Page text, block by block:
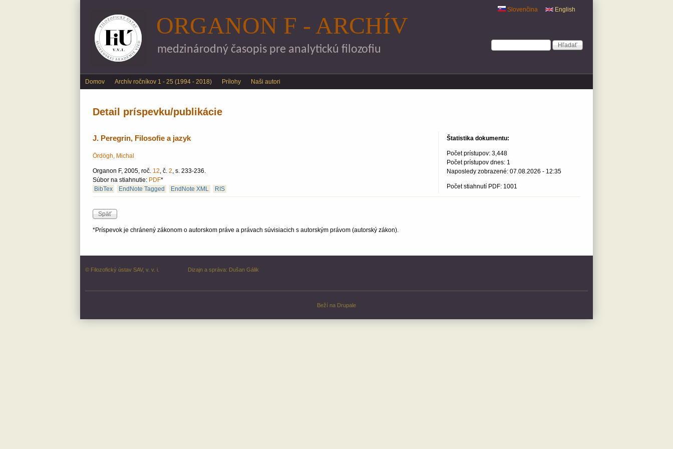
English
Slovenčina
Vyhľadávanie
Hľadať
ORGANON F - ARCHÍV
medzinárodný časopis pre analytickú filozofiu
Main menu
Domov Archív ročníkov 1 - 25 (1994 - 2018) Prílohy Naši autori
Detail príspevku/publikácie
J. Peregrin, Filosofie a jazyk
Ördögh, Michal
Organon F, 2005, roč. 12, č. 2, s. 233-236.
Súbor na stiahnutie: PDF*
BibTex
EndNote Tagged EndNote XML RIS
Štatistika dokumentu:
Počet prístupov: 3,448
Počet prístupov dnes: 1
Naposledy zobrazené: 07.08.2026 - 12:35
Počet stiahnutí PDF: 1001
*Príspevok je chránený zákonom o autorskom práve a právach súvisiacich s autorským právom (autorský zákon).
© Filozofický ústav SAV, v. v. i. Dizajn a správa: Dušan Gálik
Beží na Drupale